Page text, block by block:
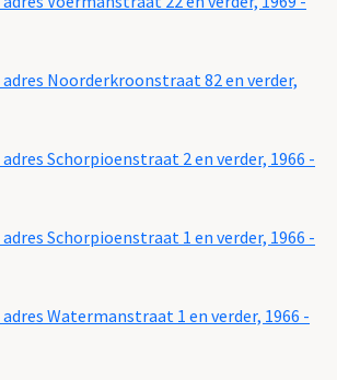
Noorderkroonstraat 82 en verder,
Schorpioenstraat 2 en verder, 1966 -
Schorpioenstraat 1 en verder, 1966 -
Watermanstraat 1 en verder, 1966 -